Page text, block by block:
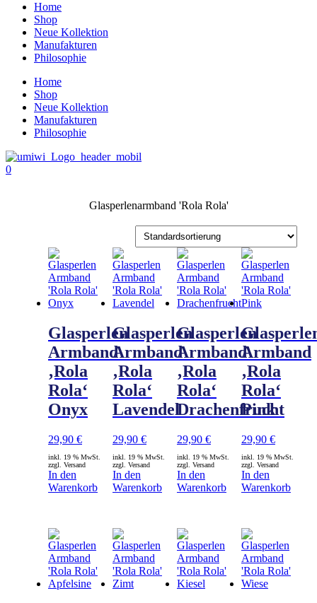
Home
Shop
Neue Kollektion
Manufakturen
Philosophie
Home
Shop
Neue Kollektion
Manufakturen
Philosophie
0
Glasperlenarmband 'Rola Rola'
Glasperlen
Armband
‚Rola
Rola‘
Onyx
29,90 €
inkl. 19 % MwSt.
zzgl. Versand
In den
Warenkorb
Glasperlen
Armband
‚Rola
Rola‘
Lavendel
29,90 €
inkl. 19 % MwSt.
zzgl. Versand
In den
Warenkorb
Glasperlen
Armband
‚Rola
Rola‘
Drachenfrucht
29,90 €
inkl. 19 % MwSt.
zzgl. Versand
In den
Warenkorb
Armband
‚Rola
Rola‘
Pink
29,90 €
inkl. 19 % MwSt.
zzgl. Versand
In den
Warenkorb